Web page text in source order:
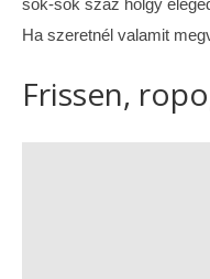
sok-sok száz hölgy
Ha szeretnél valamit
Frissen,